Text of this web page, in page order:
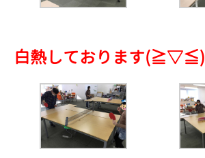
白熱しております(≧▽≦)